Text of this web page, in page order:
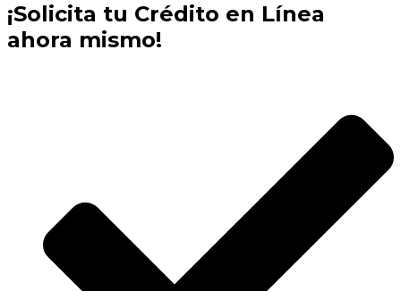
¡Solicita tu Crédito en Línea
ahora mismo!